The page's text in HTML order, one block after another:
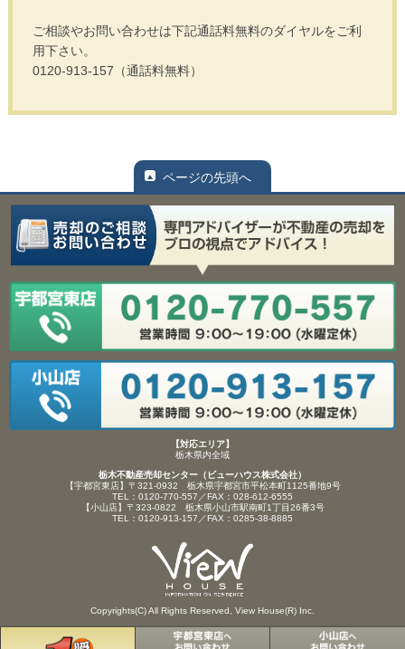
ご相談やお問い合わせは下記通話料無料のダイヤルをご利
用下さい。
0120-913-157（通話料無料）
ページの先頭へ
【対応エリア】
栃木県内全域
栃木不動産売却センター（ビューハウス株式会社）
【宇都宮東店】〒321-0932 栃木県宇都宮市平松本町1125番地9号
TEL：0120-770-557／FAX：028-612-6555
【小山店】〒323-0822 栃木県小山市駅南町1丁目26番3号
TEL：0120-913-157／FAX：0285-38-8885
Copyrights(C) All Rights Reserved, View House(R) Inc.